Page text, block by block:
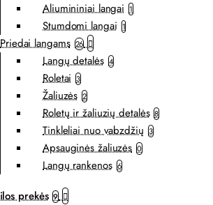
Aliumininiai langai 1
Stumdomi langai 1
Priedai langams 26
Langų detalės 4
Roletai 3
Žaliuzės 2
Roletų ir žaliuzių detalės 8
Tinkleliai nuo vabzdžių 3
Apsauginės žaliuzės 0
Langų rankenos 6
prekės 9